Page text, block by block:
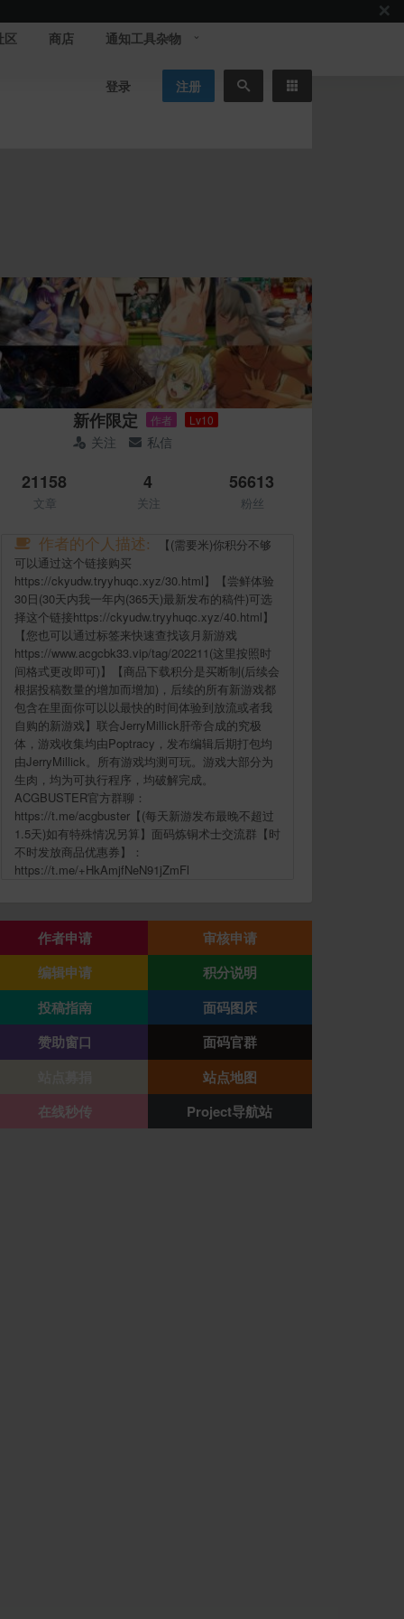
区 商店 通知工具杂物
登录 注册
新作限定 作者 Lv10
关注 私信
21158
文章
4
关注
56613
粉丝
作者的个人描述:
【(需要米)你积分不够
可以通过这个链接购买
https://ckyudw.tryyhuqc.xyz/30.html】【尝鲜体验
30日(30天内我一年内(365天)最新发布的稿件)可选
择这个链接https://ckyudw.tryyhuqc.xyz/40.html】
【您也可以通过标签来快速查找该月新游戏
https://www.acgcbk33.vip/tag/202211(这里按照时
间格式更改即可)】【商品下载积分是买断制(后续会
根据投稿数量的增加而增加)，后续的所有新游戏都
包含在里面你可以以最快的时间体验到放流或者我
自购的新游戏】联合JerryMillick肝帝合成的究极
体，游戏收集均由Poptracy，发布编辑后期打包均
由JerryMillick。所有游戏均测可玩。游戏大部分为
生肉，均为可执行程序，均破解完成。
ACGBUSTER官方群聊：
https://t.me/acgbuster【(每天新游发布最晚不超过
1.5天)如有特殊情况另算】面码炼铜术士交流群【时
不时发放商品优惠券】：
https://t.me/+HkAmjfNeN91jZmFl
作者申请
审核申请
编辑申请
积分说明
投稿指南
面码图床
赞助窗口
面码官群
站点地图
在线秒传
Project导航站